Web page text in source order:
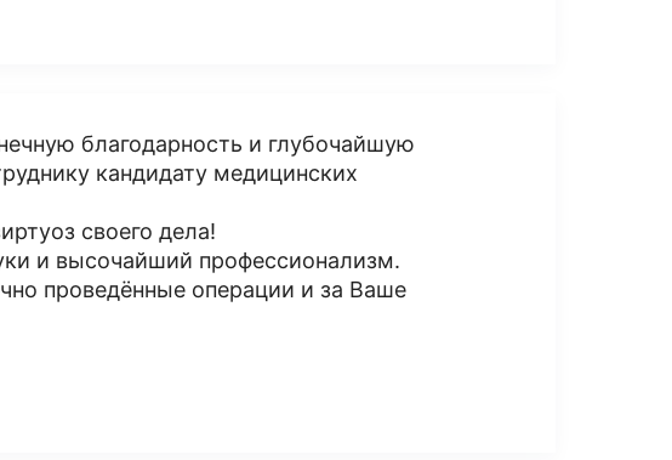
благодарность и глубочайшую
кандидату медицинских
своего дела!
и высочайший профессионализм.
проведённые операции и за Ваше